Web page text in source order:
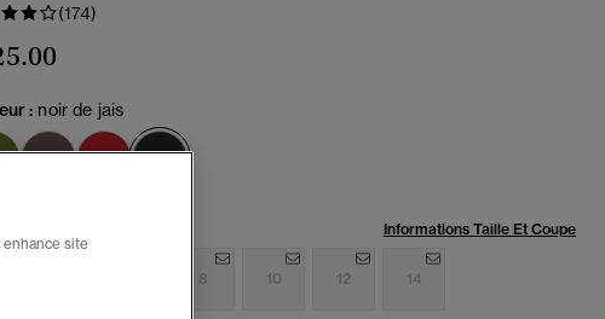
(174)
: noir de jais
sélectionné
Informations Taille Et Coupe
8 10 12 14
enhance site